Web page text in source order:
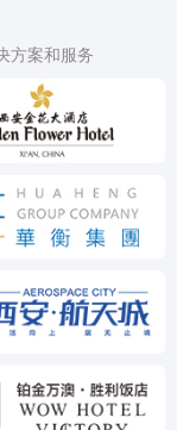
方案和服务